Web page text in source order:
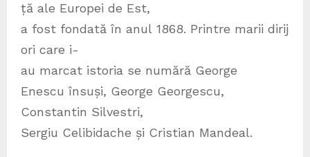
ță ale Europei de Est,
a fost fondată în anul 1868. Printre marii dirij
ori care i-
au marcat istoria se numără George
Enescu însuși, George Georgescu,
Constantin Silvestri,
Sergiu Celibidache și Cristian Mandeal.